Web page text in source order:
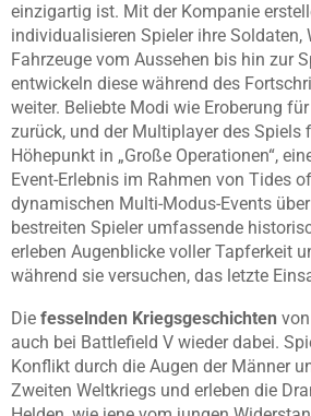
einzigartig ist. Mit der Kompanie
individualisieren Spieler ihre Soldaten,
Fahrzeuge vom Aussehen bis hin zur
entwickeln diese während des
weiter. Beliebte Modi wie Eroberung
zurück, und der Multiplayer des Spiels
Höhepunkt in „Große Operationen“,
Event-Erlebnis im Rahmen von Tides
dynamischen Multi-Modus-Events
bestreiten Spieler umfassende
erleben Augenblicke voller Tapferkeit
während sie versuchen, das letzte
Die fesselnden Kriegsgeschichten
auch bei Battlefield V wieder dabei.
Konflikt durch die Augen der Männer
Zweiten Weltkriegs und erleben die